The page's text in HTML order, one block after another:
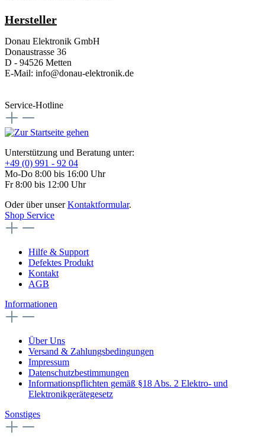
Hersteller
Donau Elektronik GmbH
Donaustrasse 36
D - 94526 Metten
E-Mail: info@donau-elektronik.de
Service-Hotline
Unterstützung und Beratung unter:
+49 (0) 991 - 92 04
Mo-Do 8:00 bis 16:00 Uhr
Fr 8:00 bis 12:00 Uhr
Oder über unserKontaktformular.
Shop Service
Hilfe & Support
Defektes Produkt
Kontakt
AGB
Informationen
Über Uns
Versand & Zahlungsbedingungen
Impressum
Datenschutzbestimmungen
Informationspflichten gemäß §18 Abs. 2 Elektro- und
Elektronikgerätegesetz
Sonstiges